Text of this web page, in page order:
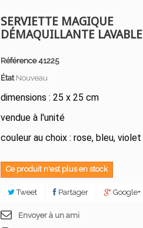
SERVIETTE MAGIQUE
DÉMAQUILLANTE LAVABLE
Référence 41225
État Nouveau
dimensions : 25 x 25 cm
vendue à l'unité
couleur au choix : rose, bleu, violet
Ce produit n'est plus en stock
Tweet Partager Google+
Envoyer à un ami